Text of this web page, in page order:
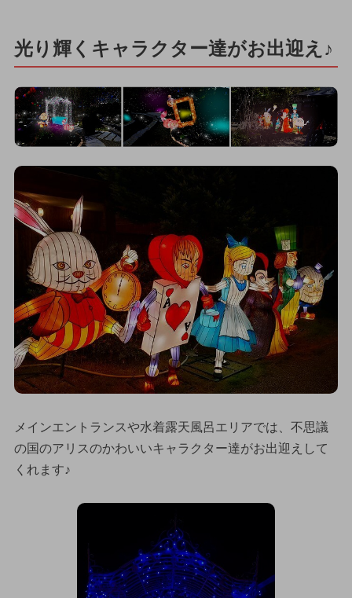
光り輝くキャラクター達がお出迎え♪
メインエントランスや水着露天風呂エリアでは、不思議
の国のアリスのかわいいキャラクター達がお出迎えして
くれます♪